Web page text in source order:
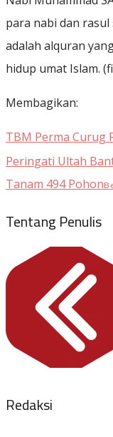
para nabi dan rasul
adalah alquran
hidup umat Islam.
Membagikan:
TBM Perma Curug
Peringati Ultah
Tanam 494 Pohon
Tentang Penulis
Redaksi